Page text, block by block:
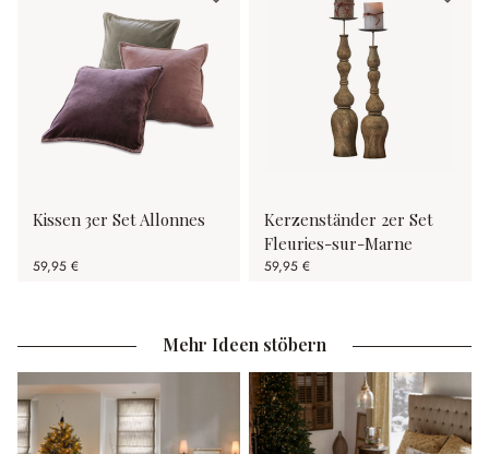
Kissen 3er Set Allonnes
59,95 €
Kerzenständer 2er Set
Fleuries-sur-Marne
59,95 €
Mehr Ideen stöbern